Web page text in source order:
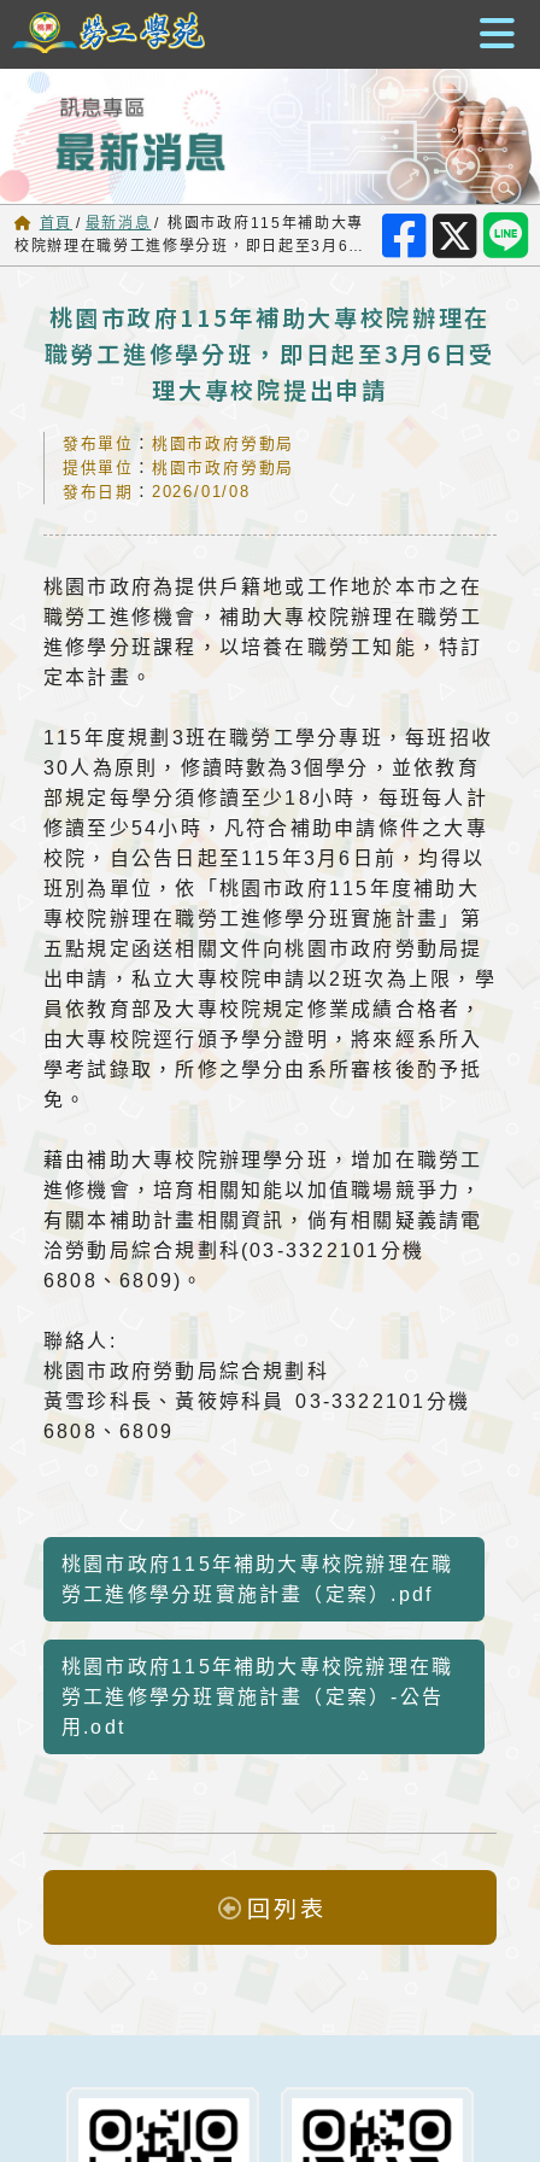
跳到主要內容
首頁 / 最新消息 / 桃園市政府115年補助大專
校院辦理在職勞工進修學分班，即日起至3月6日
受理大專校院提出申請
桃園市政府115年補助大專校院辦理在
職勞工進修學分班，即日起至3月6日受
理大專校院提出申請
發布單位 ： 桃園市政府勞動局
提供單位 ： 桃園市政府勞動局
發布日期 ： 2026/01/08
桃園市政府為提供戶籍地或工作地於本市之在
職勞工進修機會，補助大專校院辦理在職勞工
進修學分班課程，以培養在職勞工知能，特訂
定本計畫。
115年度規劃3班在職勞工學分專班，每班招收
30人為原則，修讀時數為3個學分，並依教育
部規定每學分須修讀至少18小時，每班每人計
修讀至少54小時，凡符合補助申請條件之大專
校院，自公告日起至115年3月6日前，均得以
班別為單位，依「桃園市政府115年度補助大
專校院辦理在職勞工進修學分班實施計畫」第
五點規定函送相關文件向桃園市政府勞動局提
出申請，私立大專校院申請以2班次為上限，學
員依教育部及大專校院規定修業成績合格者，
由大專校院逕行頒予學分證明，將來經系所入
學考試錄取，所修之學分由系所審核後酌予抵
免。
藉由補助大專校院辦理學分班，增加在職勞工
進修機會，培育相關知能以加值職場競爭力，
有關本補助計畫相關資訊，倘有相關疑義請電
洽勞動局綜合規劃科(03-3322101分機
6808、6809)。
聯絡人:
桃園市政府勞動局綜合規劃科
黃雪珍科長、黃筱婷科員 03-3322101分機
6808、6809
桃園市政府115年補助大專校院辦理在職
勞工進修學分班實施計畫（定案）.pdf
桃園市政府115年補助大專校院辦理在職
勞工進修學分班實施計畫（定案）-公告
用.odt
回列表